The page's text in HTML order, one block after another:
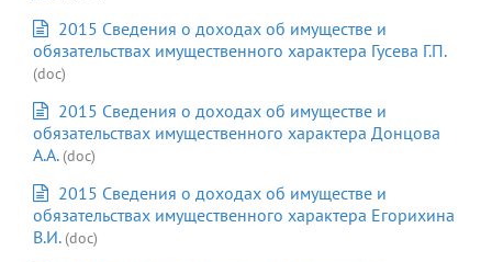
2015 Сведения о доходах об имуществе и
обязательствах имущественного характера Гусева Г.П.
(doc)
2015 Сведения о доходах об имуществе и
обязательствах имущественного характера Донцова
А.А. (doc)
2015 Сведения о доходах об имуществе и
обязательствах имущественного характера Егорихина
В.И. (doc)